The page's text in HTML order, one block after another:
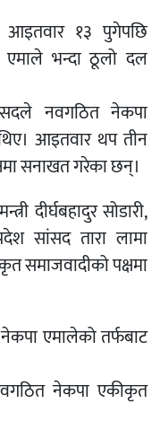
आइतवार १३ पुगेपछि
एमाले भन्दा ठूलो दल
नवगठित नेकपा
आइतवार थप तीन
सनाखत गरेका छन्।
दीर्घबहादुर सोडारी,
सांसद तारा लामा
समाजवादीको पक्षमा
एमालेको तर्फबाट
नेकपा एकीकृत